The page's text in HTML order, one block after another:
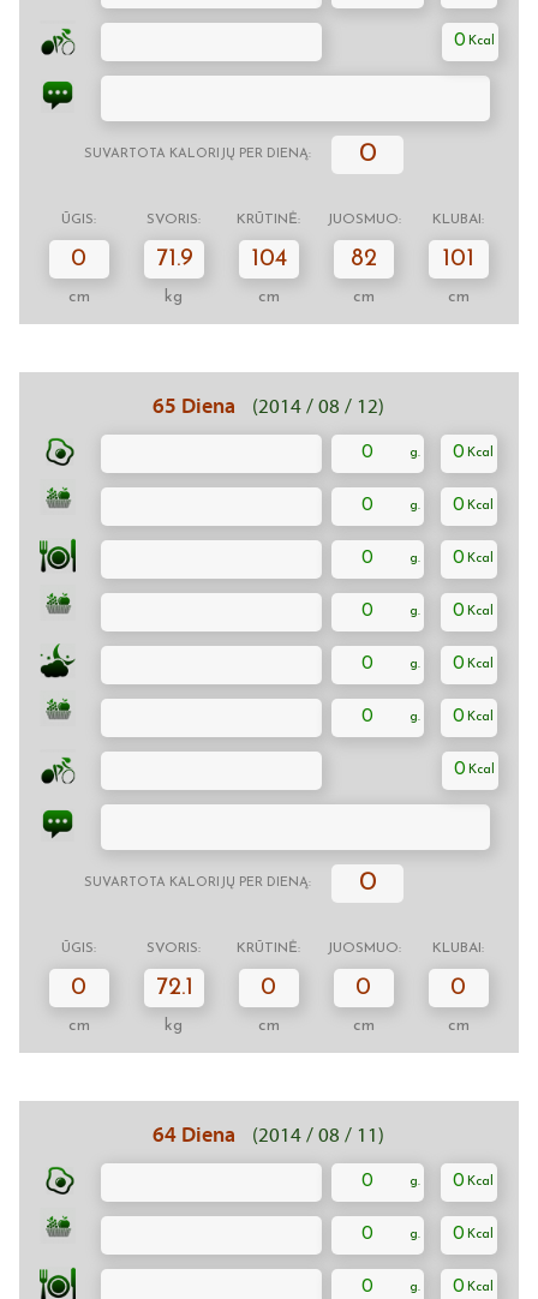
0
SUVARTOTA KALORIJŲ PER DIENĄ: 0
ŪGIS: SVORIS: KRŪTINĖ: JUOSMUO: KLUBAI:
0
cm
71.9
kg
104
cm
82
cm
101
cm
65 Diena (2014 / 08 / 12)
0 0
0 0
0 0
0 0
0 0
0 0
0
SUVARTOTA KALORIJŲ PER DIENĄ: 0
ŪGIS: SVORIS: KRŪTINĖ: JUOSMUO: KLUBAI:
0
cm
72.1
kg
0
cm
0
cm
0
cm
64 Diena (2014 / 08 / 11)
0 0
0 0
0 0